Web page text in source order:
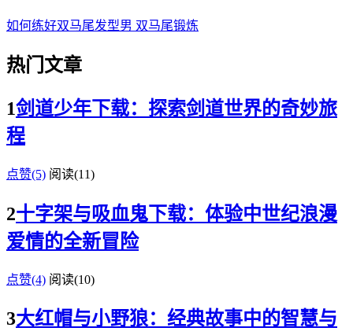
如何练好双马尾发型男 双马尾锻炼
热门文章
1剑道少年下载：探索剑道世界的奇妙旅
程
点赞(5) 阅读(11)
2十字架与吸血鬼下载：体验中世纪浪漫
爱情的全新冒险
点赞(4) 阅读(10)
3大红帽与小野狼：经典故事中的智慧与